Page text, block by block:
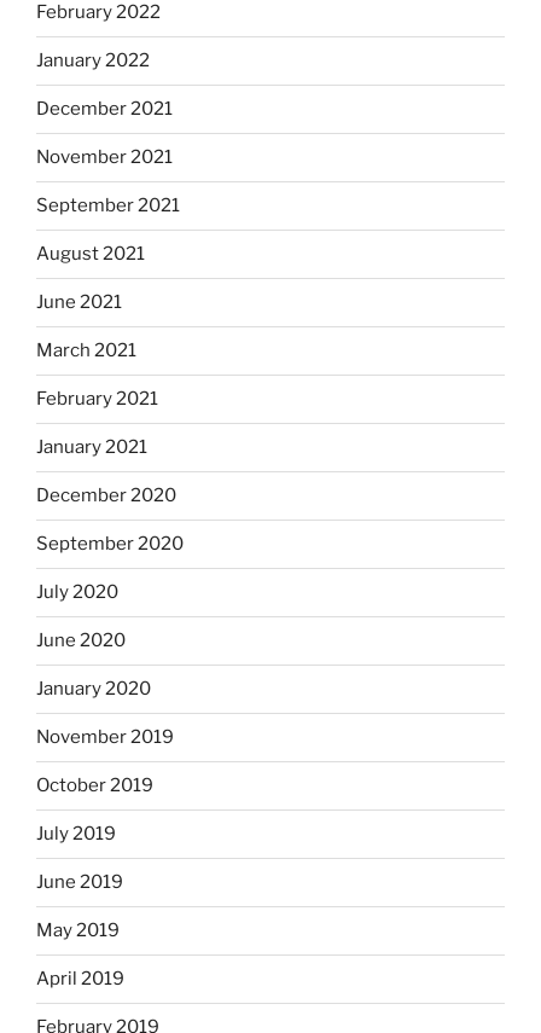
February 2022
January 2022
December 2021
November 2021
September 2021
August 2021
June 2021
March 2021
February 2021
January 2021
December 2020
September 2020
July 2020
June 2020
January 2020
November 2019
October 2019
July 2019
June 2019
May 2019
April 2019
February 2019